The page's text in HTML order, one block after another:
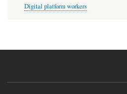
Digital platform workers